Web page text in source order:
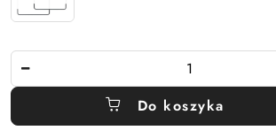
Do koszyka